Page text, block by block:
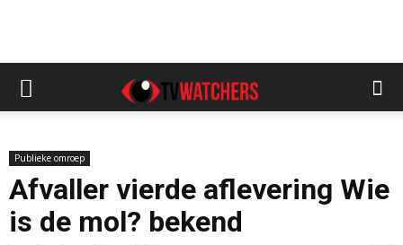
Publieke omroep
Afvaller vierde aflevering Wie
is de mol? bekend